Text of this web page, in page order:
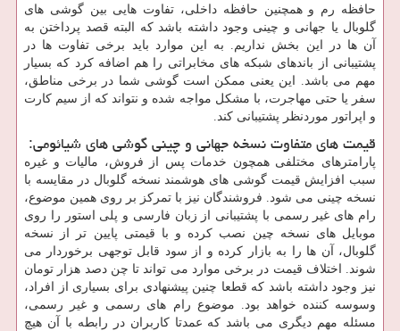
حافظه رم و همچنین حافظه داخلی، تفاوت ‌هایی بین گوشی های
گلوبال یا جهانی و چینی وجود داشته باشد که البته قصد پرداختن به
آن ها در این بخش نداریم. به این موارد باید برخی تفاوت‌ ها در
پشتیبانی از باندهای شبکه‌ های مخابراتی را هم اضافه کرد که بسیار
مهم می باشد. این یعنی ممکن است گوشی شما در برخی مناطق،
سفر یا حتی مهاجرت، با مشکل مواجه شده و نتواند که از سیم کارت
و اپراتور موردنظر پشتیبانی کند.
قیمت های متفاوت نسخه جهانی و چینی گوشی های شیائومی:
پارامترهای مختلفی همچون خدمات پس از فروش، مالیات و غیره
سبب افزایش قیمت گوشی های هوشمند نسخه گلوبال در مقایسه با
نسخه چینی می‌ شود. فروشندگان نیز با تمرکز بر روی همین موضوع،
رام های غیر رسمی با پشتیبانی از زبان فارسی و پلی استور را روی
موبایل های نسخه چین نصب کرده و با قیمتی پایین ‌تر از نسخه
گلوبال، آن ها را به بازار کرده و از سود قابل توجهی برخوردار می
شوند. اختلاف قیمت در برخی موارد می‌ تواند تا چن دصد هزار تومان
نیز وجود داشته باشد که قطعا چنین پیشنهادی برای بسیاری از افراد،
وسوسه ‌کننده خواهد بود. موضوع رام های رسمی و غیر رسمی،
مسئله مهم دیگری می باشد که عمدتا کاربران در رابطه با آن هیچ